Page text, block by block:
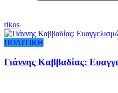
rikos
ΠΟΛΙΤΙΚΗ
Γιάννης Καββαδίας: